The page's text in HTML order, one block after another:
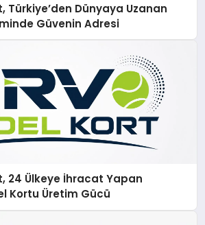
Türkiye’den Dünyaya Uzanan
Güvenin Adresi
24 Ülkeye İhracat Yapan
Kortu Üretim Gücü